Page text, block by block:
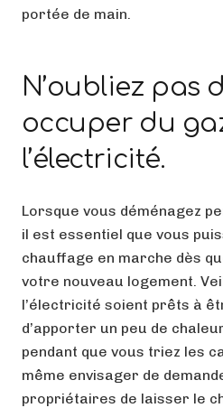
portée de main.
N’oubliez pas
occuper du
l’électricité.
Lorsque vous déménagez
il est essentiel que vous
chauffage en marche dès
votre nouveau logement.
l’électricité soient prêts à
d’apporter un peu de
pendant que vous triez les
même envisager de
propriétaires de laisser le